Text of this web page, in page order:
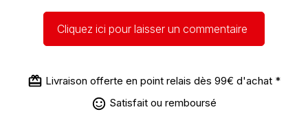
Cliquez ici pour laisser un commentaire
Livraison offerte en point relais dès 99€ d'achat *
Satisfait ou remboursé